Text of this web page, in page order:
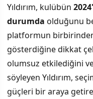
Yıldırım, kulübün
durumda olduğunu
platformun
gösterdiğine dikkat
olumsuz etkilediğini
söyleyen Yıldırım,
güçleri bir araya